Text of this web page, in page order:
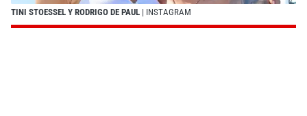
TINI STOESSEL Y RODRIGO DE PAUL | INSTAGRAM